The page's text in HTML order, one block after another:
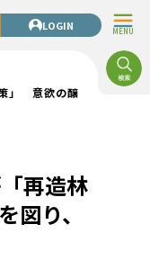
MENU
LOGIN
」 意欲の醸
再造林
り、